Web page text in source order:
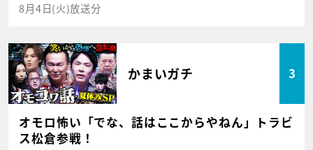
8月4日(火)放送分
かまいガチ 3
オモロ怖い「でな、話はここからやねん」トラビ
ス松倉参戦！